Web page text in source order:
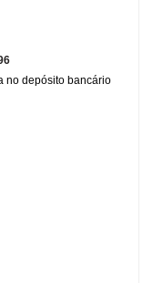
no depósito bancário